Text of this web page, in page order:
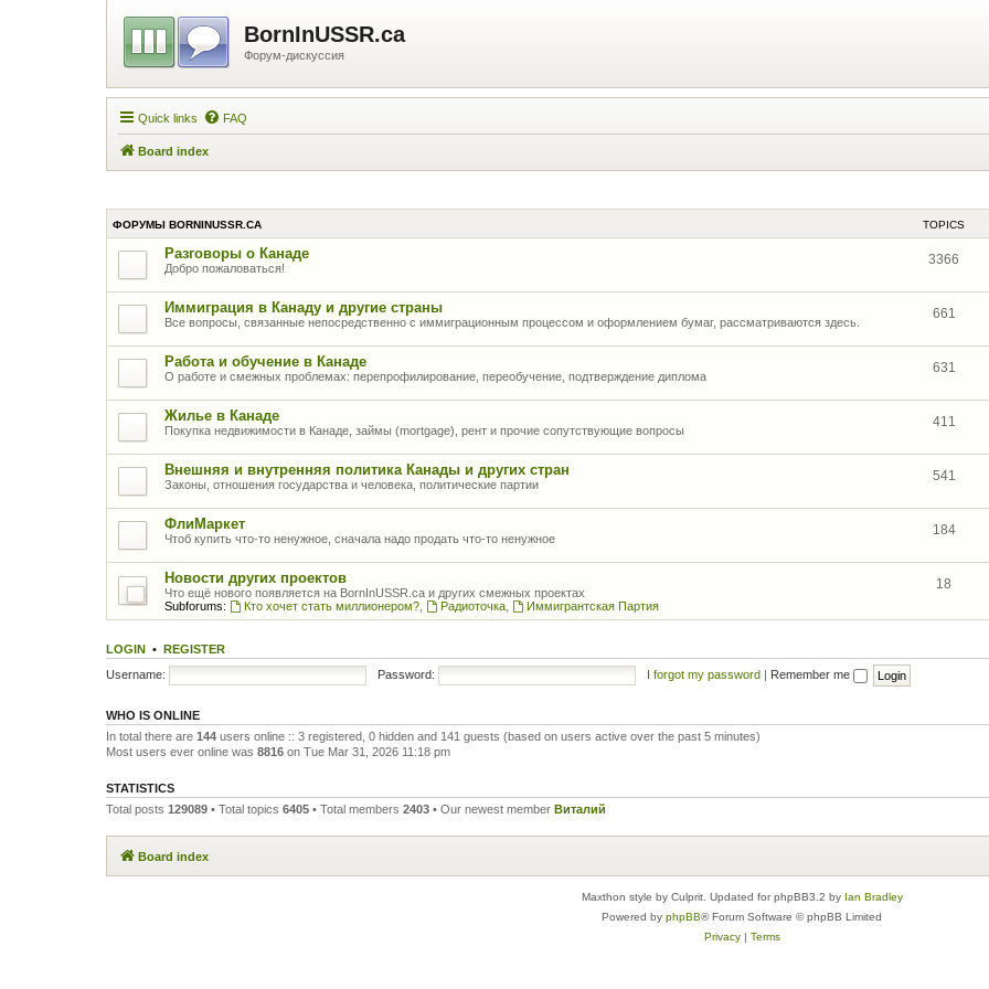
BornInUSSR.ca
Форум-дискуссия
Quick links FAQ
Board index
ФОРУМЫ BORNINUSSR.CA TOPICS
Разговоры о Канаде
Добро пожаловаться!
3366
Иммиграция в Канаду и другие страны
Все вопросы, связанные непосредственно с иммиграционным процессом и оформлением бумаг, рассматриваются здесь.
661
Работа и обучение в Канаде
О работе и смежных проблемах: перепрофилирование, переобучение, подтверждение диплома
631
Жилье в Канаде
Покупка недвижимости в Канаде, займы (mortgage), рент и прочие сопутствующие вопросы
411
Внешняя и внутренняя политика Канады и других стран
Законы, отношения государства и человека, политические партии
541
ФлиМаркет
Чтоб купить что-то ненужное, сначала надо продать что-то ненужное
184
Новости других проектов
Что ещё нового появляется на BornInUSSR.ca и других смежных проектах
Subforums:
Кто хочет стать миллионером?, Радиоточка, Иммигрантская Партия
18
LOGIN • REGISTER
Username:
Password: I forgot my password | Remember me
WHO IS ONLINE
In total there are 144 users online :: 3 registered, 0 hidden and 141 guests (based on users active over the past 5 minutes)
Most users ever online was 8816 on Tue Mar 31, 2026 11:18 pm
STATISTICS
Total posts 129089 • Total topics 6405 • Total members 2403 • Our newest member Виталий
Board index
Maxthon style by Culprit. Updated for phpBB3.2 by Ian Bradley
Powered by phpBB® Forum Software © phpBB Limited
Privacy| Terms